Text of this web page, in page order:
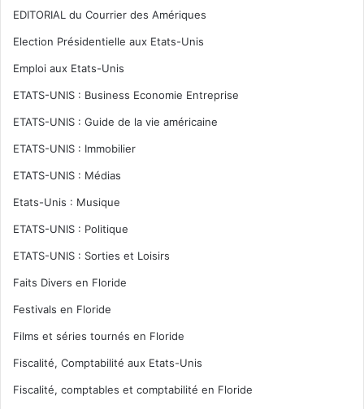
EDITORIAL du Courrier des Amériques
Election Présidentielle aux Etats-Unis
Emploi aux Etats-Unis
ETATS-UNIS : Business Economie Entreprise
ETATS-UNIS : Guide de la vie américaine
ETATS-UNIS : Immobilier
ETATS-UNIS : Médias
Etats-Unis : Musique
ETATS-UNIS : Politique
ETATS-UNIS : Sorties et Loisirs
Faits Divers en Floride
Festivals en Floride
Films et séries tournés en Floride
Fiscalité, Comptabilité aux Etats-Unis
Fiscalité, comptables et comptabilité en Floride